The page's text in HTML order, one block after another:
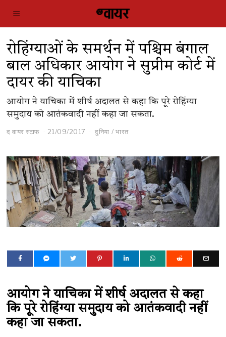
रोहिंग्याओं के समर्थन में पश्चिम बंगाल
बाल अधिकार आयोग ने सुप्रीम कोर्ट में
दायर की याचिका
आयोग ने याचिका में शीर्ष अदालत से कहा कि पूरे रोहिंग्या
समुदाय को आतंकवादी नहीं कहा जा सकता.
द वायर स्टाफ 21/09/2017 दुनिया / भारत
आयोग ने याचिका में शीर्ष अदालत से कहा
कि पूरे रोहिंग्या समुदाय को आतंकवादी नहीं
कहा जा सकता.